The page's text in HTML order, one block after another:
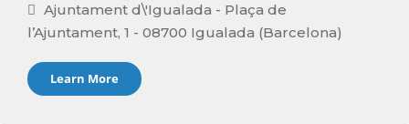
Ajuntament d\'Igualada - Plaça de
l’Ajuntament, 1 - 08700 Igualada (Barcelona)
Learn More